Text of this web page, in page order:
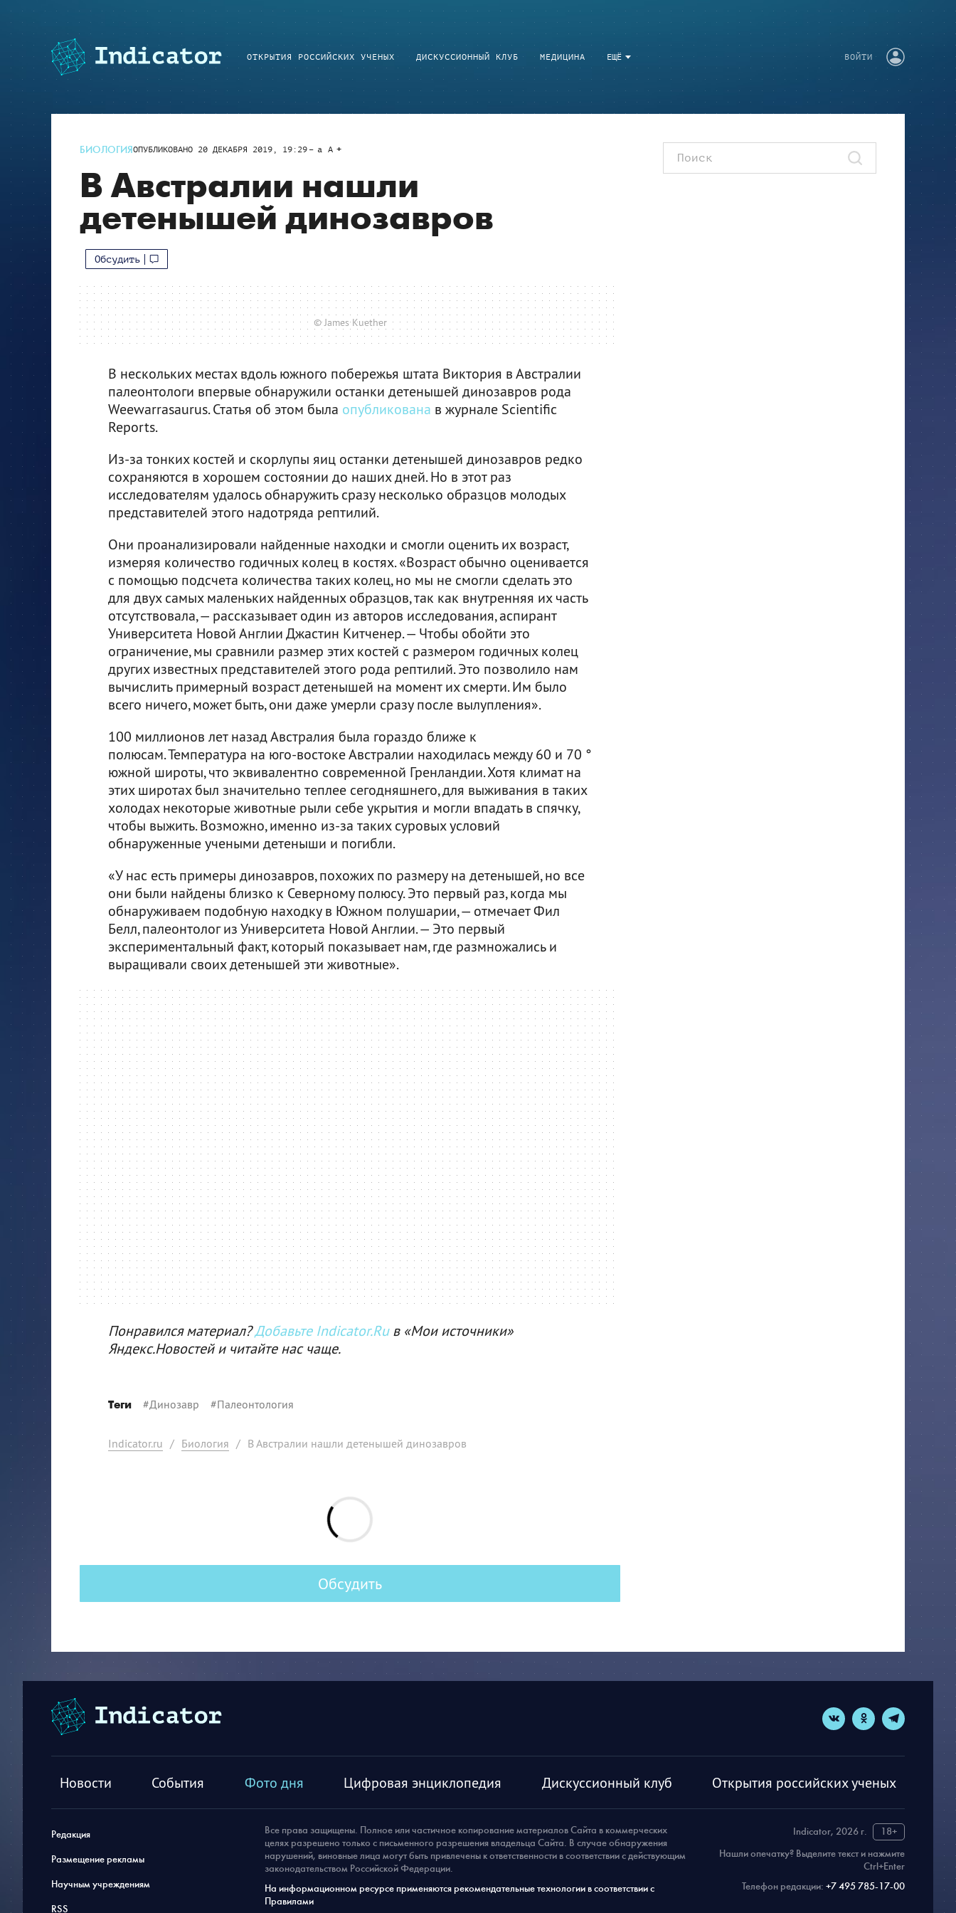
ЕЩЁ
ОТКРЫТИЯ РОССИЙСКИХ УЧЕНЫХ ДИСКУССИОННЫЙ КЛУБ МЕДИЦИНА ВОЙТИ
БИОЛОГИЯОПУБЛИКОВАНО 20 ДЕКАБРЯ 2019, 19:29 a A
В Австралии нашли
детенышей динозавров
Обсудить
© James Kuether
В нескольких местах вдоль южного побережья штата Виктория в Австралии
палеонтологи впервые обнаружили останки детенышей динозавров рода
Weewarrasaurus. Статья об этом была опубликована в журнале Scientific
Reports.
Из-за тонких костей и скорлупы яиц останки детенышей динозавров редко
сохраняются в хорошем состоянии до наших дней. Но в этот раз
исследователям удалось обнаружить сразу несколько образцов молодых
представителей этого надотряда рептилий.
Они проанализировали найденные находки и смогли оценить их возраст,
измеряя количество годичных колец в костях. «Возраст обычно оценивается
с помощью подсчета количества таких колец, но мы не смогли сделать это
для двух самых маленьких найденных образцов, так как внутренняя их часть
отсутствовала, — рассказывает один из авторов исследования, аспирант
Университета Новой Англии Джастин Китченер. — Чтобы обойти это
ограничение, мы сравнили размер этих костей с размером годичных колец
других известных представителей этого рода рептилий. Это позволило нам
вычислить примерный возраст детенышей на момент их смерти. Им было
всего ничего, может быть, они даже умерли сразу после вылупления».
100 миллионов лет назад Австралия была гораздо ближе к
полюсам. Температура на юго-востоке Австралии находилась между 60 и 70 °
южной широты, что эквивалентно современной Гренландии. Хотя климат на
этих широтах был значительно теплее сегодняшнего, для выживания в таких
холодах некоторые животные рыли себе укрытия и могли впадать в спячку,
чтобы выжить. Возможно, именно из-за таких суровых условий
обнаруженные учеными детеныши и погибли.
«У нас есть примеры динозавров, похожих по размеру на детенышей, но все
они были найдены близко к Северному полюсу. Это первый раз, когда мы
обнаруживаем подобную находку в Южном полушарии, — отмечает Фил
Белл, палеонтолог из Университета Новой Англии. — Это первый
экспериментальный факт, который показывает нам, где размножались и
выращивали своих детенышей эти животные».
Понравился материал?Добавьте Indicator.Ruв «Мои источники»
Яндекс.Новостей и читайте нас чаще.
Теги #Динозавр #Палеонтология
Indicator.ru / Биология / В Австралии нашли детенышей динозавров
Обсудить
Новости События Фото дня Цифровая энциклопедия Дискуссионный клуб Открытия российских ученых
Редакция
Размещение рекламы
Научным учреждениям
RSS
Indicator, 2026 г.
18+
Нашли опечатку? Выделите текст и нажмите
Ctrl+Enter
Телефон редакции: +7 495 785-17-00
Все права защищены. Полное или частичное копирование материалов Сайта в коммерческих
целях разрешено только с письменного разрешения владельца Сайта. В случае обнаружения
нарушений, виновные лица могут быть привлечены к ответственности в соответствии с действующим
законодательством Российской Федерации.
На информационном ресурсе применяются рекомендательные технологии в соответствии с
Правилами